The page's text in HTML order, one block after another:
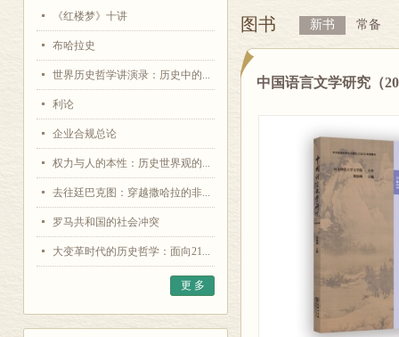
《红楼梦》十讲
布哈拉史
世界历史哲学讲演录：历史中的...
利论
企业合规总论
权力与人的本性：历史世界观的...
去往廷巴克图：穿越撒哈拉的非...
罗马共和国的社会冲突
大变革时代的历史哲学：面向21...
更 多
图书 新书 常备
中国语言文学研究（